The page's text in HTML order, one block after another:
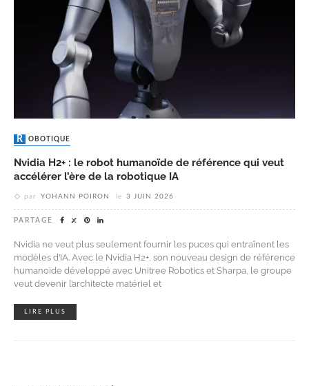
ROBOTIQUE
Nvidia H2+ : le robot humanoïde de référence qui veut
accélérer l’ère de la robotique IA
par YOHANN POIRON le 3 JUIN 2026
PARTAGE
Nvidia ne veut plus seulement fournir les puces qui entraînent les
modèles d’IA. Avec le Nvidia H2+, son nouveau design de référence
humanoïde développé avec Unitree Robotics et Sharpa, le groupe
veut devenir l’architecte matériel et
LIRE PLUS